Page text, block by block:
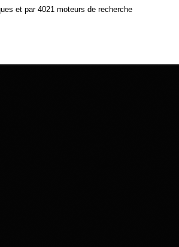
et par 4021 moteurs de recherche